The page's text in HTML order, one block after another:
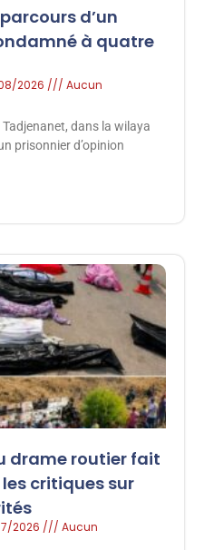
d’un
à quatre
2026
Aucun
dans la wilaya
prisonnier d’opinion
drame routier fait
critiques sur
2026
Aucun